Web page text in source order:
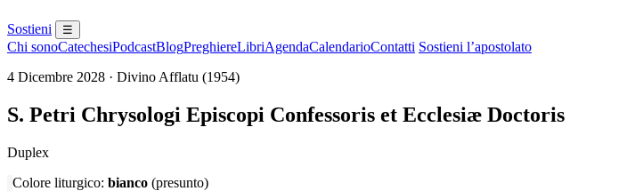
Sostieni ☰
Chi sonoCatechesiPodcastBlogPreghiereLibriAgendaCalendarioContatti Sostieni l’apostolato
4 Dicembre 2028 · Divino Afflatu (1954)
S. Petri Chrysologi Episcopi Confessoris et Ecclesiæ Doctoris
Duplex
Colore liturgico: bianco (presunto)